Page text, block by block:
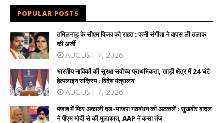
POPULAR POSTS
तमिलनाडु के सीएम विजय को राहत : पत्नी संगीता ने वापस ली तलाक
की अर्जी
AUGUST 7, 2026
भारतीय नाविकों की सुरक्षा सर्वोच्च प्राथमिकता, खाड़ी क्षेत्र में 24 घंटे
हेल्पलाइन सक्रिय : विदेश मंत्रालय
AUGUST 7, 2026
पंजाब में फिर अकाली दल-भाजपा गठबंधन की अटकलें : सुखबीर बादल
ने पीएम मोदी से की मुलाकात, AAP ने कसा तंज